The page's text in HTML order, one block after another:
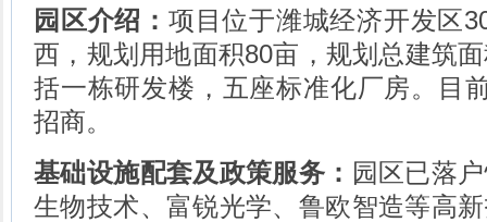
园区介绍： 项目位于潍城经济开发区
西，规划用地面积80亩，规划总建筑
括一栋研发楼，五座标准化厂房。目
招商。
基础设施配套及政策服务： 园区已落
生物技术、富锐光学、鲁欧智造等高